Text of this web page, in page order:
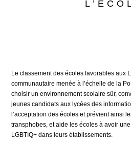
Le classement des écoles favorables aux
communautaire menée à l’échelle de la
choisir un environnement scolaire sûr,
jeunes candidats aux lycées des
l’acceptation des écoles et prévient ainsi
transphobes, et aide les écoles à avoir
LGBTIQ+ dans leurs établissements.